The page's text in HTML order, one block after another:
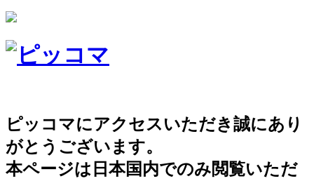
ピッコマにアクセスいただき誠にあり
がとうございます。
本ページは日本国内でのみ閲覧いただ